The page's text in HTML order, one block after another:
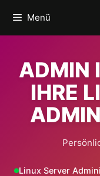
Inhalt
springen
Menü
ADMIN
IHRE
Linux Server